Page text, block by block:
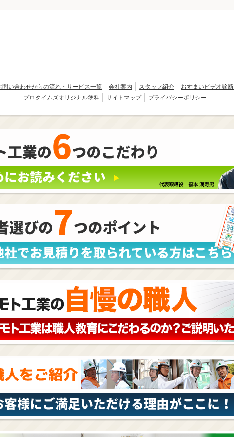
問い合わせからの流れ・サービス一覧 会社案内 スタッフ紹介
おすまいビデオ診断
プロタイムズオリジナル塗料
サイトマップ プライバシーポリシー